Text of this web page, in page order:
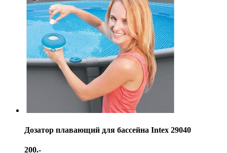
Дозатор плавающий для бассейна Intex 29040
200.-